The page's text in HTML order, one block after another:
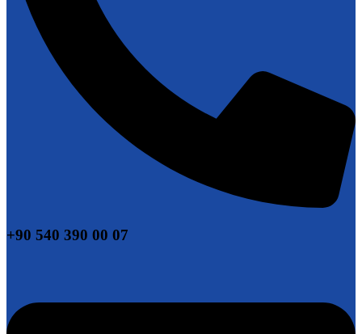
+90 540 390 00 07